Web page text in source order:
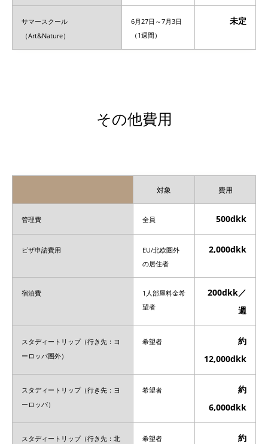
サマースクール
（Art&Nature）
6月27日～7月3日
（1週間）
未定
その他費用
対象 費用
管理費 全員 500dkk
ビザ申請費用
EU/北欧圏外
の居住者
2,000dkk
宿泊費
1人部屋料金希
望者
200dkk／
週
スタディートリップ（行き先：ヨ
ーロッパ圏外）
希望者
約
12,000dkk
スタディートリップ（行き先：ヨ
ーロッパ）
希望者
約
6,000dkk
スタディートリップ（行き先：北
希望者
約